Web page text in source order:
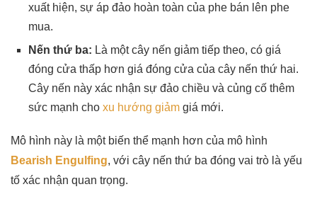
xuất hiện, sự áp đảo hoàn toàn của phe bán lên phe
mua.
Nến thứ ba: Là một cây nến giảm tiếp theo, có giá
đóng cửa thấp hơn giá đóng cửa của cây nến thứ hai.
Cây nến này xác nhận sự đảo chiều và củng cố thêm
sức mạnh cho xu hướng giảm giá mới.
Mô hình này là một biến thể mạnh hơn của mô hình
Bearish Engulfing, với cây nến thứ ba đóng vai trò là yếu
tố xác nhận quan trọng.